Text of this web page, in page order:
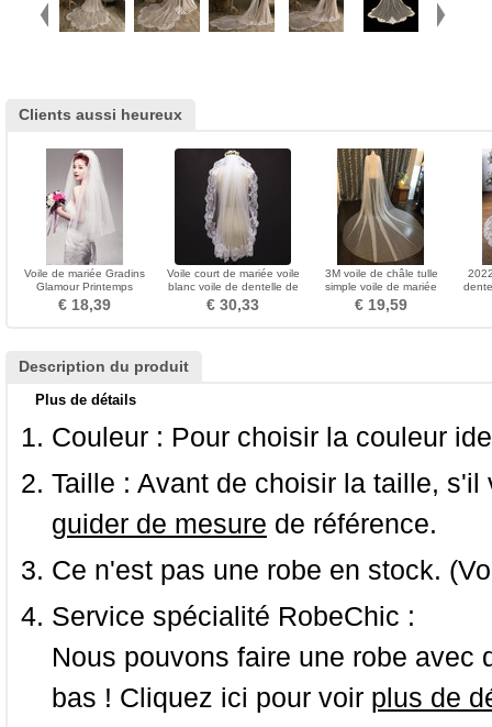
Clients aussi heureux
Voile de mariée Gradins
Glamour Printemps
€ 18,39
Voile court de mariée voile
blanc voile de dentelle de
mariage
€ 30,33
3M voile de châle tulle
simple voile de mariée
manteau
€ 19,59
Description du produit
Plus de détails
Couleur : Pour choisir la couleur
Taille : Avant de choisir la taille,
guider de mesure de référence.
Ce n'est pas une robe en stock.
Service spécialité RobeChic :
Nous pouvons faire une robe
bas ! Cliquez ici pour voir plus de